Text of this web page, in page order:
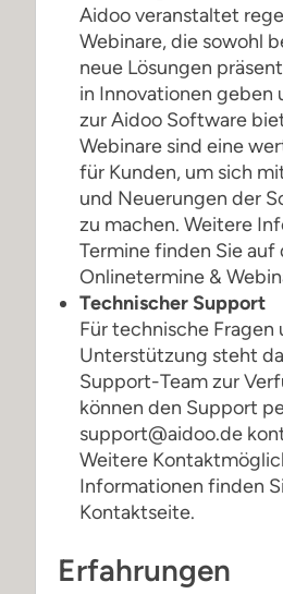
Aidoo veranstaltet
Webinare, die sowohl
neue Lösungen
in Innovationen geben
zur Aidoo Software
Webinare sind eine
für Kunden, um sich
und Neuerungen der
zu machen. Weitere
Termine finden Sie auf
Onlinetermine &
Technischer Support
Für technische Fragen
Unterstützung steht
Support-Team zur
können den Support
support@aidoo.de
Weitere
Informationen finden
Kontaktseite.
Erfahrungen